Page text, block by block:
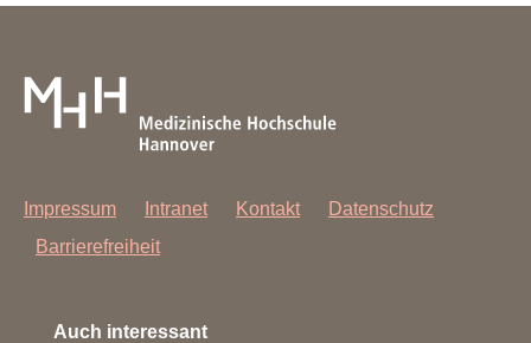
Impressum Intranet Kontakt
Datenschutz
Barrierefreiheit
Auch interessant